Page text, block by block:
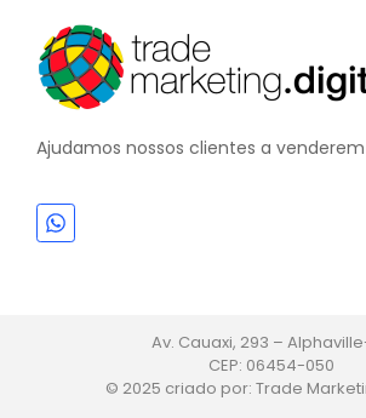
Ajudamos nossos clientes a
Av. Cauaxi, 293 –
CEP: 06454-050
© 2025 criado por: Trade